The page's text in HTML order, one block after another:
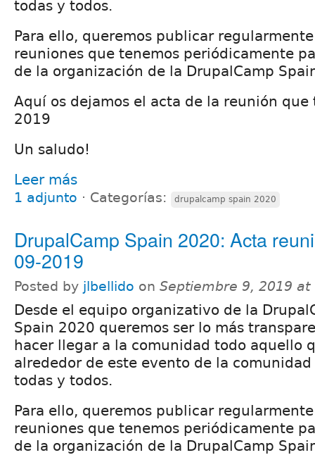
todas y todos.
Para ello, queremos publicar
reuniones que tenemos periódicamente
de la organización de la DrupalCamp
Aquí os dejamos el acta de la reunión
2019
Un saludo!
Leer más
1 adjunto ⋅ Categorías: drupalcamp spain 2020
DrupalCamp Spain 2020: Acta
09-2019
Posted by jlbellido on Septiembre 9, 2019 at
Desde el equipo organizativo de la
Spain 2020 queremos ser lo más
hacer llegar a la comunidad todo aquello
alrededor de este evento de la
todas y todos.
Para ello, queremos publicar
reuniones que tenemos periódicamente
de la organización de la DrupalCamp